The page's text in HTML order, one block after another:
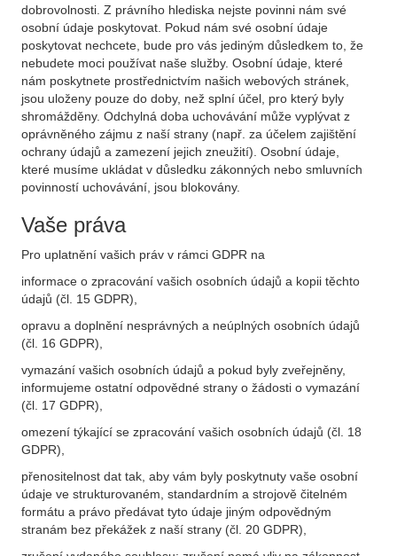
dobrovolnosti. Z právního hlediska nejste povinni nám své
osobní údaje poskytovat. Pokud nám své osobní údaje
poskytovat nechcete, bude pro vás jediným důsledkem to, že
nebudete moci používat naše služby. Osobní údaje, které
nám poskytnete prostřednictvím našich webových stránek,
jsou uloženy pouze do doby, než splní účel, pro který byly
shromážděny. Odchylná doba uchovávání může vyplývat z
oprávněného zájmu z naší strany (např. za účelem zajištění
ochrany údajů a zamezení jejich zneužití). Osobní údaje,
které musíme ukládat v důsledku zákonných nebo smluvních
povinností uchovávání, jsou blokovány.
Vaše práva
Pro uplatnění vašich práv v rámci GDPR na
informace o zpracování vašich osobních údajů a kopii těchto
údajů (čl. 15 GDPR),
opravu a doplnění nesprávných a neúplných osobních údajů
(čl. 16 GDPR),
vymazání vašich osobních údajů a pokud byly zveřejněny,
informujeme ostatní odpovědné strany o žádosti o vymazání
(čl. 17 GDPR),
omezení týkající se zpracování vašich osobních údajů (čl. 18
GDPR),
přenositelnost dat tak, aby vám byly poskytnuty vaše osobní
údaje ve strukturovaném, standardním a strojově čitelném
formátu a právo předávat tyto údaje jiným odpovědným
stranám bez překážek z naší strany (čl. 20 GDPR),